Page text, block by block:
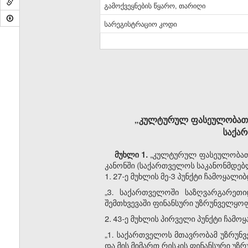
გამოქვეყნების წყარო, თარიღი
სარეგისტრაციო კოდი
„კულტურულ
მუხლი 1.„კულტურულ
კანონში (საქართველოს
1. 27-ე მუხლის მე-3 პუნქტი
„3. საქართველოში
შემთხვევაში ფინანსური
2. 43-ე მუხლის პირველი პუნქტი
„1. საქართველოს მთავრობამ
და მის მიმართ რისკის ფინანსური